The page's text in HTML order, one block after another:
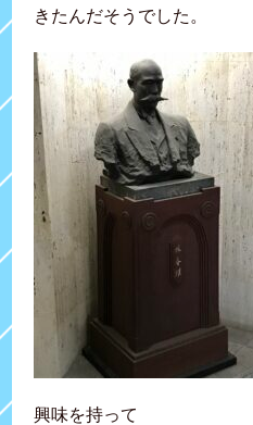
きたんだそうでした。
興味を持って